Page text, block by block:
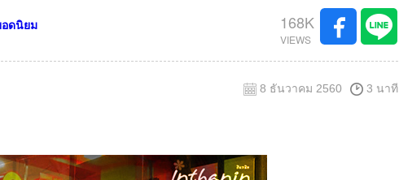
ดนิยม 168K
3 นาที
8 ธันวาคม 2560